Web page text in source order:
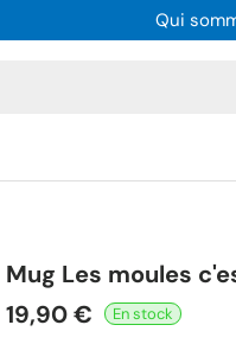
Qui
Mug Les moules
19,90 €